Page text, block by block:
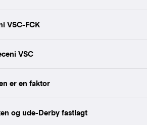
VSC-FCK
VSC
er en faktor
og ude-Derby fastlagt